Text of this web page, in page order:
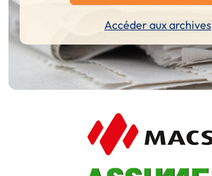
Accéder aux archives